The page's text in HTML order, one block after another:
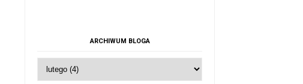
ARCHIWUM BLOGA